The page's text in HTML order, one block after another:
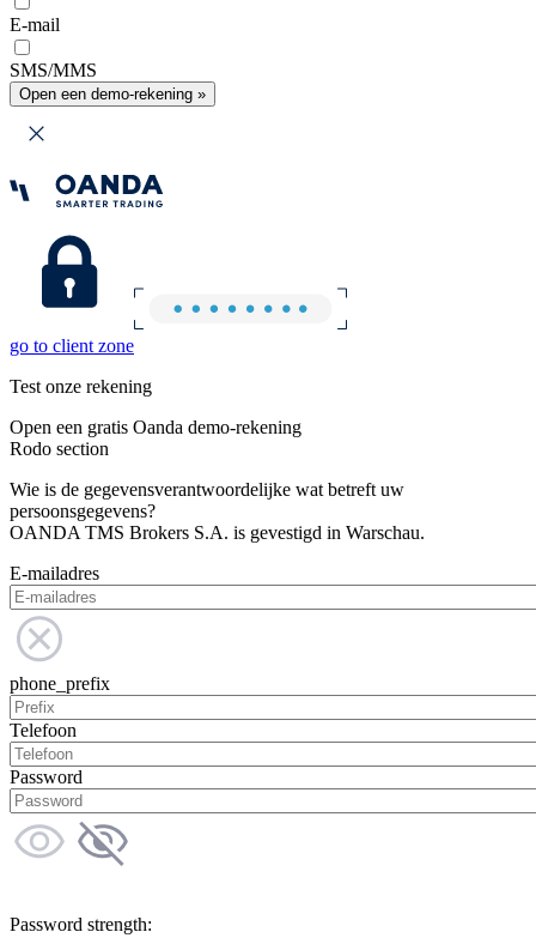
E-mail
SMS/MMS
Open een demo-rekening »
go to client zone
Test onze rekening
Open een gratis Oanda demo-rekening
Rodo section
Wie is de gegevensverantwoordelijke wat betreft uw
persoonsgegevens?
OANDA TMS Brokers S.A. is gevestigd in Warschau.
E-mailadres
phone_prefix
Telefoon
Password
Password strength: